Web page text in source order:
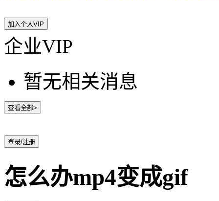
加入个人VIP
企业VIP
暂无相关消息
查看全部>
登录/注册
怎么办mp4变成gif